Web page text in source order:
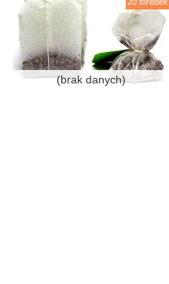
(brak danych)